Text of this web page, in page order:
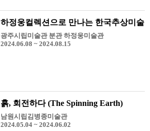
하정웅컬렉션으로 만나는 한국추상미술
광주시립미술관 분관 하정웅미술관
2024.06.08 ~ 2024.08.15
흙, 회전하다 (The Spinning Earth)
남원시립김병종미술관
2024.05.04 ~ 2024.06.02